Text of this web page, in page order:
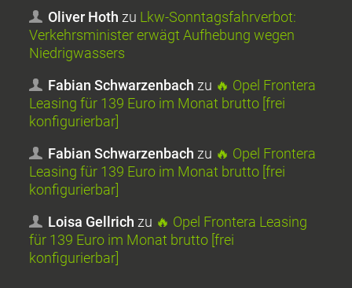
Oliver Hoth zu Lkw-Sonntagsfahrverbot:
Verkehrsminister erwägt Aufhebung wegen
Niedrigwassers
Fabian Schwarzenbach zu 🔥 Opel Frontera
Leasing für 139 Euro im Monat brutto [frei
konfigurierbar]
Fabian Schwarzenbach zu 🔥 Opel Frontera
Leasing für 139 Euro im Monat brutto [frei
konfigurierbar]
Loisa Gellrich zu 🔥 Opel Frontera Leasing
für 139 Euro im Monat brutto [frei
konfigurierbar]